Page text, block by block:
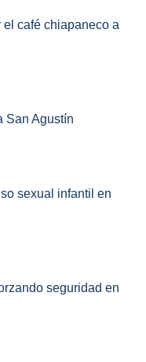
café chiapaneco a
San Agustín
sexual infantil en
seguridad en